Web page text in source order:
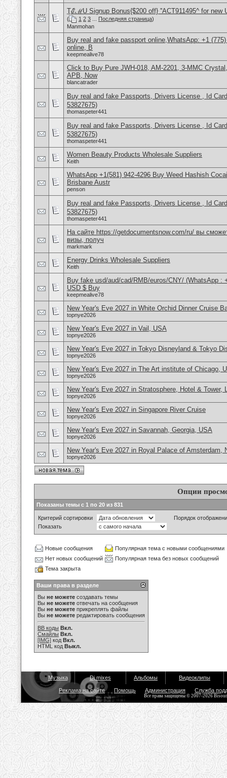
ŢℰℳU Signup Bonus{$200 off} ''ACT911495^ for new
( 1 2 3 Последняя страница)
Manmohan
Buy real and fake passport online,WhatsApp: +1
online, B
keepmealive78
Click to Buy Pure JWH-018, AM-2201, 3-MMC
APB, Now
blancatrader
Buy real and fake Passports, Drivers License , Id
53827675)
thomaspeter441
Buy real and fake Passports, Drivers License , Id
53827675)
thomaspeter441
Women Beauty Products Wholesale Suppliers
Keith
WhatsApp +1(581) 942-4296 Buy Weed Hashish
Brisbane Austr
penson
Buy real and fake Passports, Drivers License , Id
53827675)
thomaspeter441
На сайте https://getdocumentsnow.com/ru/ вы
визы, получ
markmark
Energy Drinks Wholesale Suppliers
Keith
Buy fake usd/aud/cad/RMB/euros/CNY/ (WhatsApp :
USD $ Buy
keepmealive78
New Year's Eve 2027 in White Orchid Dinner Cruise
topnye2026
New Year's Eve 2027 in Vail, USA
topnye2026
New Year's Eve 2027 in Tokyo Disneyland & Tokyo
topnye2026
New Year's Eve 2027 in The Art institute of Chicago,
topnye2026
New Year's Eve 2027 in Stratosphere, Hotel & Tower,
topnye2026
New Year's Eve 2027 in Singapore River Cruise
topnye2026
New Year's Eve 2027 in Savannah, Georgia, USA
topnye2026
New Year's Eve 2027 in Royal Palace of Amsterdam,
topnye2026
Опции
Показаны темы с 1 по 20 из 831
Критерий сортировки
Порядок
Показать
Новые сообщения
Популярная тема с новыми сообщениями
Нет новых сообщений
Популярная тема без новых сообщений
Тема закрыта
Ваши права в разделе
Вы не можете создавать темы
Вы не можете отвечать на сообщения
Вы не можете прикреплять файлы
Вы не можете редактировать сообщения
BB коды Вкл.
Смайлы Вкл.
[IMG] код Вкл.
HTML код Выкл.
Музыка Dj mixes Альбомы Видеоклипы
Реклама на сайте Помощь Администрация Служба
Все права защищены © 2007-2026